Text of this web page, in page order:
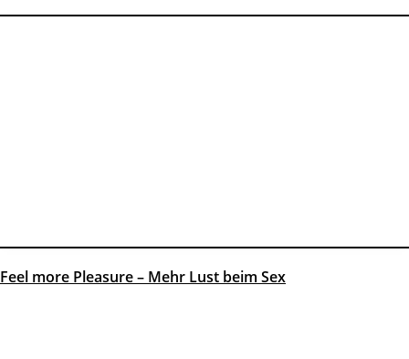
Feel more Pleasure – Mehr Lust beim Sex